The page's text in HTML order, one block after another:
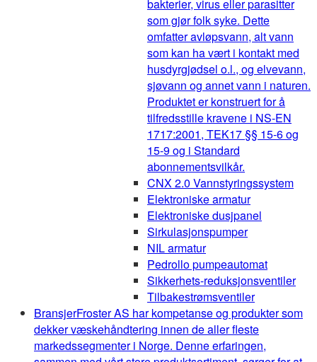
bakterier, virus eller parasitter
som gjør folk syke. Dette
omfatter avløpsvann, alt vann
som kan ha vært i kontakt med
husdyrgjødsel o.l., og elvevann,
sjøvann og annet vann i naturen.
Produktet er konstruert for å
tilfredsstille kravene i NS-EN
1717:2001, TEK17 §§ 15-6 og
15-9 og i Standard
abonnementsvilkår.
CNX 2.0 Vannstyringssystem
Elektroniske armatur
Elektroniske dusjpanel
Sirkulasjonspumper
NIL armatur
Pedrollo pumpeautomat
Sikkerhets-reduksjonsventiler
Tilbakestrømsventiler
BransjerFroster AS har kompetanse og produkter som
dekker væskehåndtering innen de aller fleste
markedssegmenter i Norge. Denne erfaringen,